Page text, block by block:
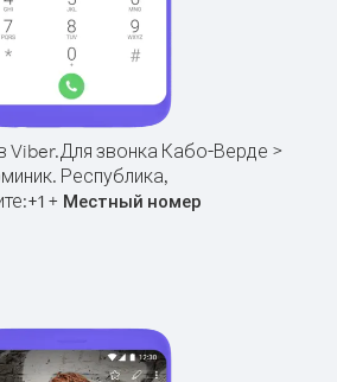
Viber.Для звонка Кабо-Верде >
Республика,
+1+ Местный номер